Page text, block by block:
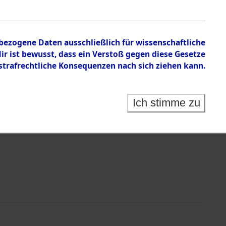
Daten ausschließlich für wissenschaftliche
bewusst, dass ein Verstoß gegen diese Gesetze
Konsequenzen nach sich ziehen kann.
Ich stimme zu